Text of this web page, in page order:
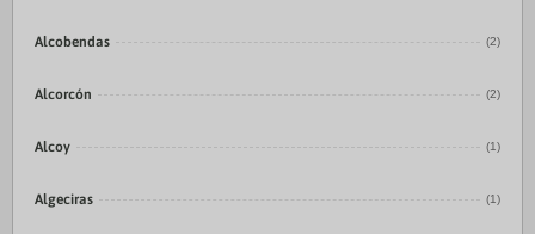
Alcobendas (2)
Alcorcón (2)
Alcoy (1)
Algeciras (1)